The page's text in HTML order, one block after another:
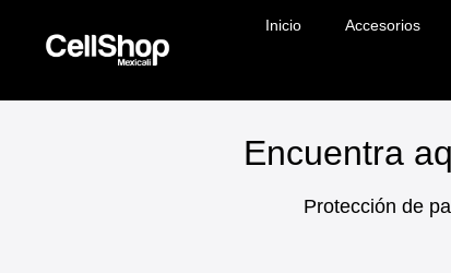
Inicio Accesorios
Encuentra
Protección de